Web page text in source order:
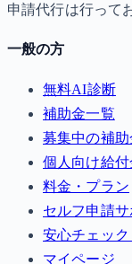
申請代行は行って
一般の方
無料AI診断
補助金一覧
募集中の補助
個人向け給付
料金・プラン
セルフ申請
安心チェック
マイページ